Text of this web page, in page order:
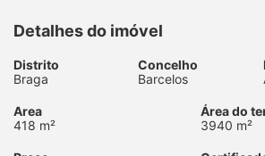
Detalhes do imóvel
Distrito
Braga
Concelho
Barcelos
Area
418 m²
Área do
3940 m²